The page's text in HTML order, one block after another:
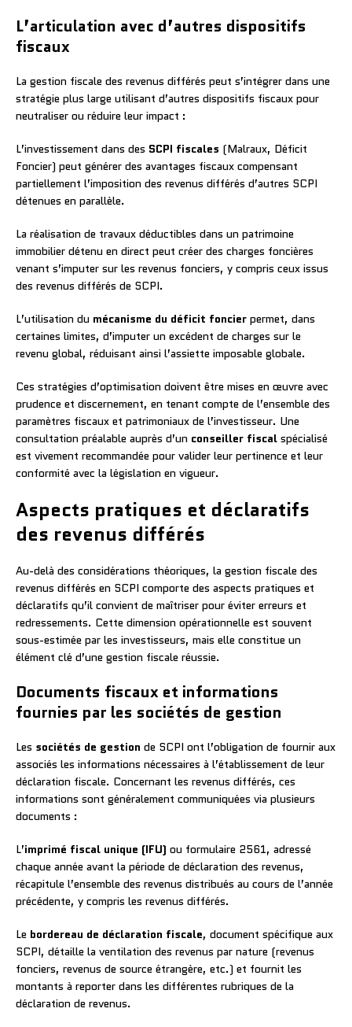
L’articulation avec d’autres dispositifs
fiscaux
La gestion fiscale des revenus différés peut s’intégrer dans une
stratégie plus large utilisant d’autres dispositifs fiscaux pour
neutraliser ou réduire leur impact :
L’investissement dans des SCPI fiscales (Malraux, Déficit
Foncier) peut générer des avantages fiscaux compensant
partiellement l’imposition des revenus différés d’autres SCPI
détenues en parallèle.
La réalisation de travaux déductibles dans un patrimoine
immobilier détenu en direct peut créer des charges foncières
venant s’imputer sur les revenus fonciers, y compris ceux issus
des revenus différés de SCPI.
L’utilisation du mécanisme du déficit foncier permet, dans
certaines limites, d’imputer un excédent de charges sur le
revenu global, réduisant ainsi l’assiette imposable globale.
Ces stratégies d’optimisation doivent être mises en œuvre avec
prudence et discernement, en tenant compte de l’ensemble des
paramètres fiscaux et patrimoniaux de l’investisseur. Une
consultation préalable auprès d’un conseiller fiscal spécialisé
est vivement recommandée pour valider leur pertinence et leur
conformité avec la législation en vigueur.
Aspects pratiques et déclaratifs
des revenus différés
Au-delà des considérations théoriques, la gestion fiscale des
revenus différés en SCPI comporte des aspects pratiques et
déclaratifs qu’il convient de maîtriser pour éviter erreurs et
redressements. Cette dimension opérationnelle est souvent
sous-estimée par les investisseurs, mais elle constitue un
élément clé d’une gestion fiscale réussie.
Documents fiscaux et informations
fournies par les sociétés de gestion
Les sociétés de gestion de SCPI ont l’obligation de fournir aux
associés les informations nécessaires à l’établissement de leur
déclaration fiscale. Concernant les revenus différés, ces
informations sont généralement communiquées via plusieurs
documents :
L’imprimé fiscal unique (IFU) ou formulaire 2561, adressé
chaque année avant la période de déclaration des revenus,
récapitule l’ensemble des revenus distribués au cours de l’année
précédente, y compris les revenus différés.
Le bordereau de déclaration fiscale, document spécifique aux
SCPI, détaille la ventilation des revenus par nature (revenus
fonciers, revenus de source étrangère, etc.) et fournit les
montants à reporter dans les différentes rubriques de la
déclaration de revenus.